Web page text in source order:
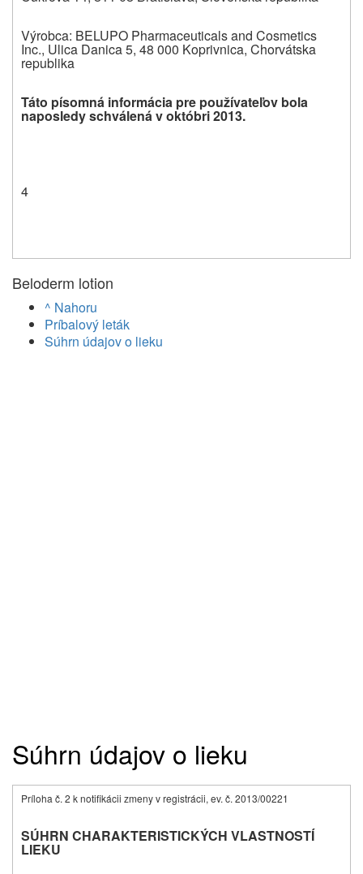
Výrobca: BELUPO Pharmaceuticals and Cosmetics
Inc., Ulica Danica 5, 48 000 Koprivnica, Chorvátska
republika
Táto písomná informácia pre používateľov bola
naposledy schválená v októbri 2013.
4
Beloderm lotion
^ Nahoru
Príbalový leták
Súhrn údajov o lieku
Súhrn údajov o lieku
Príloha č. 2 k notifikácii zmeny v registrácii, ev. č. 2013/00221
SÚHRN CHARAKTERISTICKÝCH VLASTNOSTÍ
LIEKU